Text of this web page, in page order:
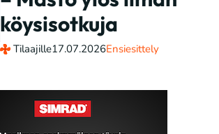
köysisotkuja
Tilaajille17.07.2026Ensiesittely